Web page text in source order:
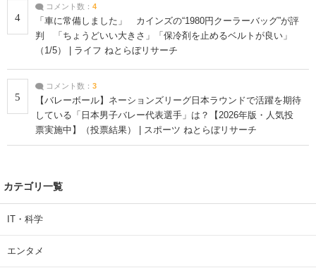
4
コメント数： 4
「車に常備しました」 カインズの“1980円クーラーバッグ”が評
判 「ちょうどいい大きさ」「保冷剤を止めるベルトが良い」
（1/5） | ライフ ねとらぼリサーチ
5
コメント数： 3
【バレーボール】ネーションズリーグ日本ラウンドで活躍を期待
している「日本男子バレー代表選手」は？【2026年版・人気投
票実施中】（投票結果） | スポーツ ねとらぼリサーチ
カテゴリ一覧
IT・科学
エンタメ